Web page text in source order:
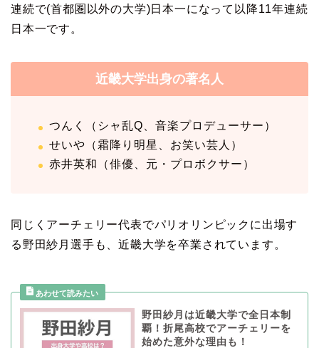
連続で(首都圏以外の大学)日本一になって以降11年連続
日本一です。
近畿大学出身の著名人
つんく（シャ乱Q、音楽プロデューサー）
せいや（霜降り明星、お笑い芸人）
赤井英和（俳優、元・プロボクサー）
同じくアーチェリー代表でパリオリンピックに出場す
る野田紗月選手も、近畿大学を卒業されています。
野田紗月は近畿大学で全日本制
覇！折尾高校でアーチェリーを
始めた意外な理由も！